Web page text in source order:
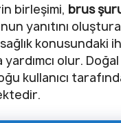
birleşimi, brus
yanıtını
sağlık konusundaki
yardımcı olur. Doğal
kullanıcı